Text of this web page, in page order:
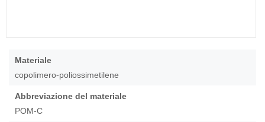
galleria
immagini
Materiale
copolimero-poliossimetilene
Abbreviazione del materiale
POM-C